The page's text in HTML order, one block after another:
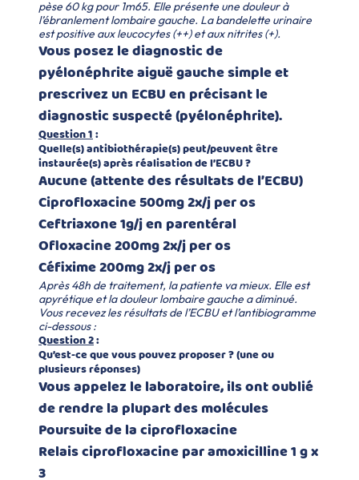
pèse 60 kg pour 1m65. Elle présente une douleur à
l’ébranlement lombaire gauche. La bandelette urinaire
est positive aux leucocytes (++) et aux nitrites (+).
Vous posez le diagnostic de
pyélonéphrite aiguë gauche simple et
prescrivez un ECBU en précisant le
diagnostic suspecté (pyélonéphrite).
Question 1:
Quelle(s) antibiothérapie(s) peut/peuvent être
instaurée(s) après réalisation de l’ECBU ?
Aucune (attente des résultats de l’ECBU)
Ciprofloxacine 500mg 2x/j per os
Ceftriaxone 1g/j en parentéral
Ofloxacine 200mg 2x/j per os
Céfixime 200mg 2x/j per os
Après 48h de traitement, la patiente va mieux. Elle est
apyrétique et la douleur lombaire gauche a diminué.
Vous recevez les résultats de l’ECBU et l’antibiogramme
ci-dessous :
Question 2:
Qu’est-ce que vous pouvez proposer ? (une ou
plusieurs réponses)
Vous appelez le laboratoire, ils ont oublié
de rendre la plupart des molécules
Poursuite de la ciprofloxacine
Relais ciprofloxacine par amoxicilline 1 g x
3